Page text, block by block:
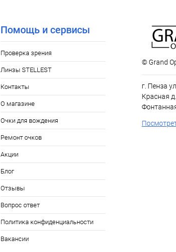
Помощь и сервисы
Проверка зрения
Линзы STELLEST
Контакты
О магазине
Очки для вождения
Ремонт очков
Акции
Блог
Отзывы
Вопрос ответ
Политика конфиденциальности
Вакансии
© Grand
г. Пенза
Красная